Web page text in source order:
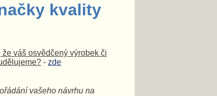
kvality
váš osvědčený výrobek či
- zde
vašeho návrhu na